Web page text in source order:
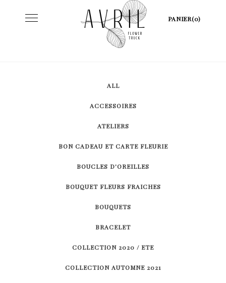
Toggle PANIER(0)
ALL
ACCESSOIRES
ATELIERS
BON CADEAU ET CARTE FLEURIE
BOUCLES D'OREILLES
BOUQUET FLEURS FRAICHES
BOUQUETS
BRACELET
COLLECTION 2020 / ETE
COLLECTION AUTOMNE 2021